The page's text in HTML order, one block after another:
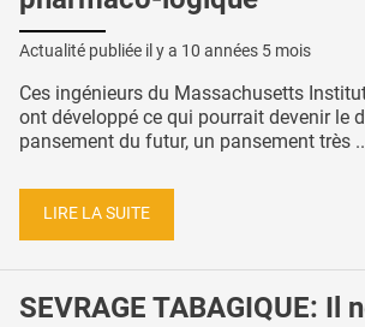
Actualité publiée il y a 10 années 5 mois
Ces ingénieurs du Massachusetts
ont développé ce qui pourrait devenir le
pansement du futur, un pansement très
LIRE LA SUITE
SEVRAGE TABAGIQUE: Il